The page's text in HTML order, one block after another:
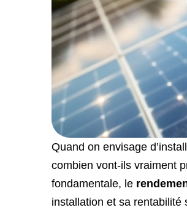
Quand on envisage
combien vont-ils vraiment
fondamentale, le
installation et sa